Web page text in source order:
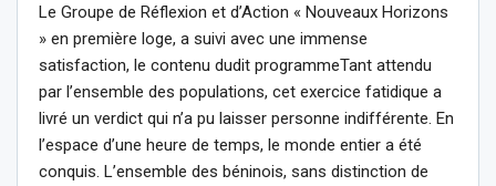
Le Groupe de Réflexion et d’Action « Nouveaux Horizons
» en première loge, a suivi avec une immense
satisfaction, le contenu dudit programmeTant attendu
par l’ensemble des populations, cet exercice fatidique a
livré un verdict qui n’a pu laisser personne indifférente. En
l’espace d’une heure de temps, le monde entier a été
conquis. L’ensemble des béninois, sans distinction de